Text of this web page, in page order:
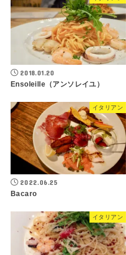
2018.01.20
Ensoleille（アンソレイユ）
イタリアン
2022.06.25
Bacaro
イタリアン